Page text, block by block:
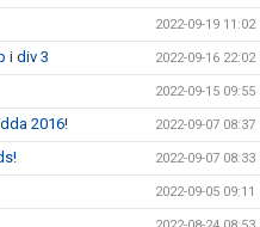
2022-09-19 11:02
i div 3 2022-09-16 22:02
2022-09-15 09:55
2016! 2022-09-07 08:37
2022-09-07 08:33
2022-09-05 09:11